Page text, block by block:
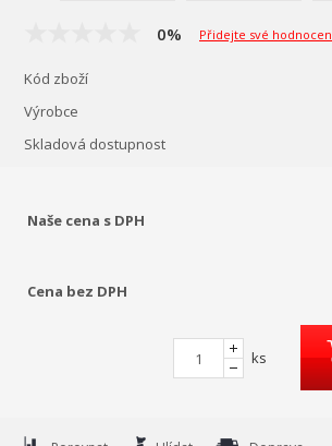
0% Přidejte své
Kód zboží
Výrobce
Skladová dostupnost
Naše cena s DPH
Cena bez DPH
ks